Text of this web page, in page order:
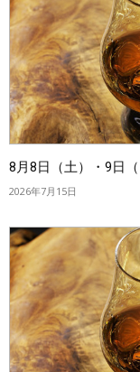
8月8日（土）・9日
2026年7月15日